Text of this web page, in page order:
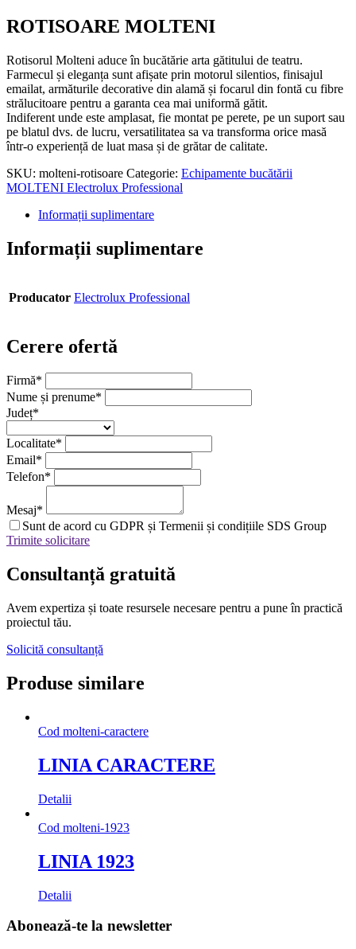
ROTISOARE MOLTENI
Rotisorul Molteni aduce în bucătărie arta gătitului de teatru.
Farmecul și eleganța sunt afișate prin motorul silentios, finisajul
emailat, armăturile decorative din alamă și focarul din fontă cu fibre
strălucitoare pentru a garanta cea mai uniformă gătit.
Indiferent unde este amplasat, fie montat pe perete, pe un suport sau
pe blatul dvs. de lucru, versatilitatea sa va transforma orice masă
într-o experiență de luat masa și de grătar de calitate.
SKU: molteni-rotisoare Categorie: Echipamente bucătării
MOLTENI Electrolux Professional
Informații suplimentare
Informații suplimentare
Producator Electrolux Professional
Cerere ofertă
Firmă*
Nume și prenume*
Județ*
Localitate*
Email*
Telefon*
Mesaj*
Sunt de acord cu GDPR și Termenii și condițiile SDS Group
Trimite solicitare
Consultanță gratuită
Avem expertiza și toate resursele necesare pentru a pune în practică
proiectul tău.
Solicită consultanță
Produse similare
Cod molteni-caractere
LINIA CARACTERE
Detalii
Cod molteni-1923
LINIA 1923
Detalii
Abonează-te la newsletter